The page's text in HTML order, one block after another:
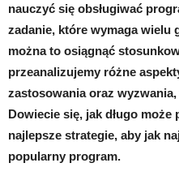
nauczyć się obsługiwać
zadanie, które wymaga wielu
można to osiągnąć
przeanalizujemy różne
zastosowania oraz
Dowiecie się, jak długo
najlepsze strategie, aby jak
popularny program.